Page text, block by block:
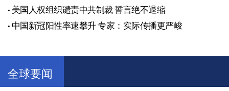
美国人权组织谴责中共制裁 誓言绝不退缩
中国新冠阳性率速攀升 专家：实际传播更严峻
全球要闻